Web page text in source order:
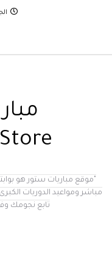
"موقع مباريات ستور هو
مباشر ومواعيد الدوريات
تابع نجومك